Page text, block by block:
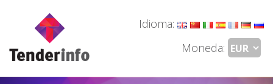
Idioma:
Moneda: